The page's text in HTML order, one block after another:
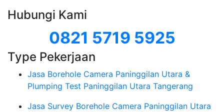
Hubungi Kami
0821 5719 5925
Type Pekerjaan
Jasa Borehole Camera Paninggilan Utara &
Plumping Test Paninggilan Utara Tangerang
Jasa Survey Borehole Camera Paninggilan Utara